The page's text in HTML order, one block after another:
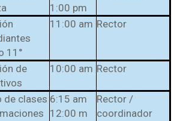
1:00 pm
11°
11:00 am Rector
de
10:00 am Rector
de clases 6:15 am
12:00 m
Rector /
coordinador